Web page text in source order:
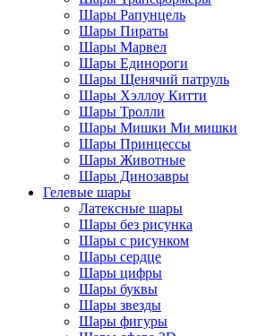
Шары Рапунцель
Шары Пираты
Шары Марвел
Шары Единороги
Шары Щенячий патруль
Шары Хэллоу Китти
Шары Тролли
Шары Мишки Ми мишки
Шары Принцессы
Шары Животные
Шары Динозавры
Гелевые шары
Латексные шары
Шары без рисунка
Шары с рисунком
Шары сердце
Шары цифры
Шары буквы
Шары звезды
Шары фигуры